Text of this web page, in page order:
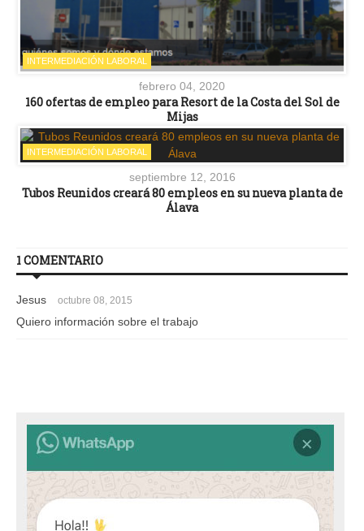
INTERMEDIACIÓN LABORAL
febrero 04, 2020
160 ofertas de empleo para Resort de la Costa del Sol de
Mijas
INTERMEDIACIÓN LABORAL
septiembre 12, 2016
Tubos Reunidos creará 80 empleos en su nueva planta de
Álava
1 COMENTARIO
Jesus octubre 08, 2015
Quiero información sobre el trabajo